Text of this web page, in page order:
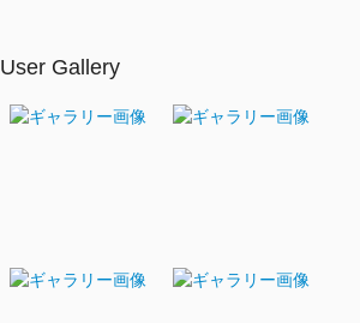
User Gallery